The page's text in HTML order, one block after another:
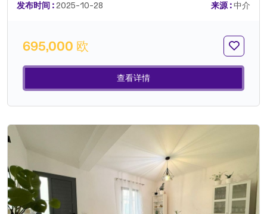
发布时间 :2025-10-28 来源 :中介
695,000 欧
查看详情